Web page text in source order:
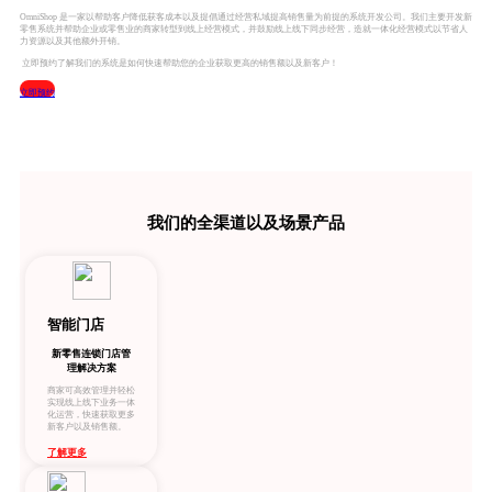
OmniShop 是一家以帮助客户降低获客成本以及提倡通过经营私域提高销售量为前提的系统开发公司。我们主要开发新
零售系统并帮助企业或零售业的商家转型到线上经营模式，并鼓励线上线下同步经营，造就一体化经营模式以节省人
力资源以及其他额外开销。
立即预约了解我们的系统是如何快速帮助您的企业获取更高的销售额以及新客户！
立即预约
我们的全渠道以及场景产品
智能门店
新零售连锁门店管
理解决方案
商家可高效管理并轻松
实现线上线下业务一体
化运营，快速获取更多
新客户以及销售额。
了解更多